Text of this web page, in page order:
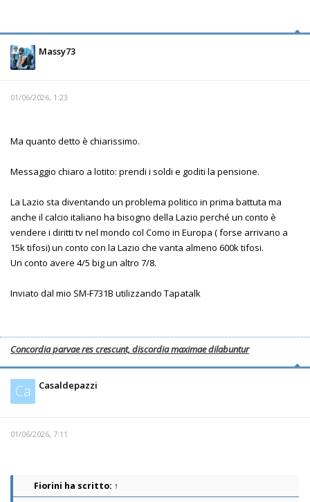
Massy73
01/06/2026, 1:23
Ma quanto detto è chiarissimo.
Messaggio chiaro a lotito: prendi i soldi e goditi la pensione.
La Lazio sta diventando un problema politico in prima battuta ma
anche il calcio italiano ha bisogno della Lazio perché un conto è
vendere i diritti tv nel mondo col Como in Europa ( forse arrivano a
15k tifosi) un conto con la Lazio che vanta almeno 600k tifosi.
Un conto avere 4/5 big un altro 7/8.
Inviato dal mio SM-F731B utilizzando Tapatalk
Concordia parvae res crescunt, discordia maximae dilabuntur
Ca Casaldepazzi
01/06/2026, 7:11
Fiorini ha scritto: ↑